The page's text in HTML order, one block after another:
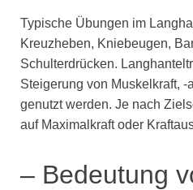
Typische Übungen im
Kreuzheben, Kniebeugen,
Schulterdrücken.
Steigerung von Muskelkraft,
genutzt werden. Je nach
auf Maximalkraft oder
– Bedeutung